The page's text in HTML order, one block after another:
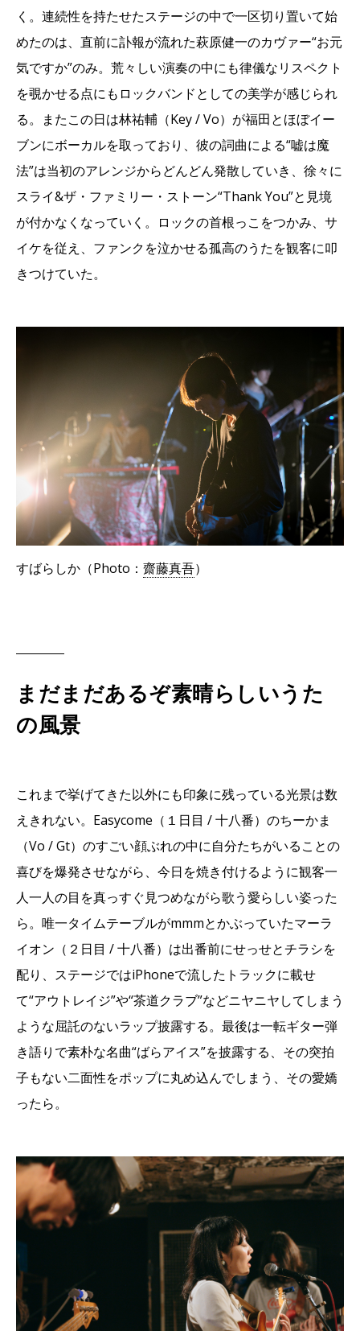
く。連続性を持たせたステージの中で一区切り置いて始
めたのは、直前に訃報が流れた萩原健一のカヴァー“お元
気ですか”のみ。荒々しい演奏の中にも律儀なリスペクト
を覗かせる点にもロックバンドとしての美学が感じられ
る。またこの日は林祐輔（Key / Vo）が福田とほぼイー
ブンにボーカルを取っており、彼の詞曲による“嘘は魔
法”は当初のアレンジからどんどん発散していき、徐々に
スライ&ザ・ファミリー・ストーン“Thank You”と見境
が付かなくなっていく。ロックの首根っこをつかみ、サ
イケを従え、ファンクを泣かせる孤高のうたを観客に叩
きつけていた。
すばらしか（Photo： 齋藤真吾）
まだまだあるぞ素晴らしいうた
の風景
これまで挙げてきた以外にも印象に残っている光景は数
えきれない。Easycome（１日目 / 十八番）のちーかま
（Vo / Gt）のすごい顔ぶれの中に自分たちがいることの
喜びを爆発させながら、今日を焼き付けるように観客一
人一人の目を真っすぐ見つめながら歌う愛らしい姿った
ら。唯一タイムテーブルがmmmとかぶっていたマーラ
イオン（２日目 / 十八番）は出番前にせっせとチラシを
配り、ステージではiPhoneで流したトラックに載せ
て“アウトレイジ”や“茶道クラブ”などニヤニヤしてしまう
ような屈託のないラップ披露する。最後は一転ギター弾
き語りで素朴な名曲“ばらアイス”を披露する、その突拍
子もない二面性をポップに丸め込んでしまう、その愛嬌
ったら。